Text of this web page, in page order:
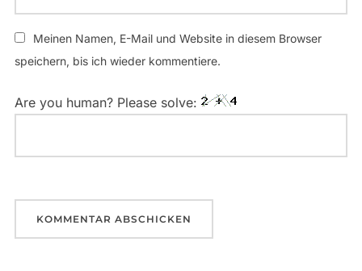
Meinen Namen, E-Mail und Website in diesem Browser
speichern, bis ich wieder kommentiere.
Are you human? Please solve: